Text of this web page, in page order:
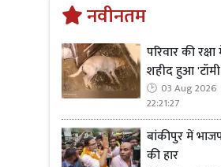
नवीनतम
परिवार की
शहीद हुआ 'टॉमी
03 Aug 2026
22:21:27
बांकीपुर में
की हार